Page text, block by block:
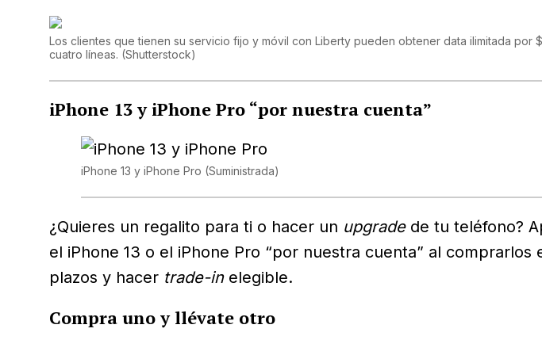
Los clientes que tienen su servicio fijo y móvil con Liberty pueden obtener data ilimitada por
cuatro líneas. (Shutterstock)
iPhone 13 y iPhone Pro “por nuestra cuenta”
iPhone 13 y iPhone Pro (Suministrada)
¿Quieres un regalito para ti o hacer un upgrade de tu teléfono?
el iPhone 13 o el iPhone Pro “por nuestra cuenta” al comprarlos
plazos y hacer trade-inelegible.
Compra uno y llévate otro